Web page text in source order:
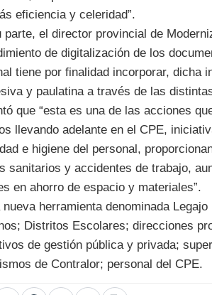
eficiencia y celeridad”.
parte, el director provincial de
de digitalización de los
tiene por finalidad incorporar, dicha
y paulatina a través de las
que “esta es una de las acciones
llevando adelante en el CPE,
e higiene del personal,
sanitarios y accidentes de trabajo,
en ahorro de espacio y materiales”.
nueva herramienta denominada
Distritos Escolares; direcciones
de gestión pública y privada;
de Contralor; personal del CPE.